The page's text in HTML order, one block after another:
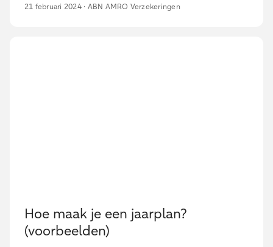
21 februari 2024 · ABN AMRO Verzekeringen
Hoe maak je een jaarplan?
(voorbeelden)